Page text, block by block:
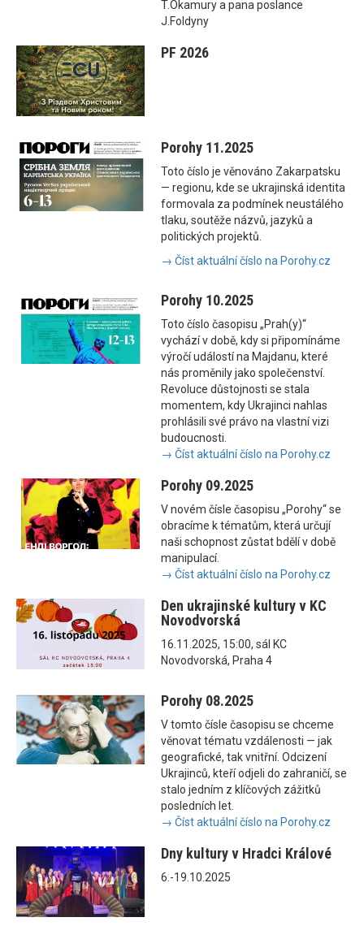
T.Okamury a pana poslance
J.Foldyny
PF 2026
Porohy 11.2025
Toto číslo je věnováno Zakarpatsku
— regionu, kde se ukrajinská identita
formovala za podmínek neustálého
tlaku, soutěže názvů, jazyků a
politických projektů.
→ Číst aktuální číslo na Porohy.cz
Porohy 10.2025
Toto číslo časopisu „Prah(y)“
vychází v době, kdy si připomínáme
výročí událostí na Majdanu, které
nás proměnily jako společenství.
Revoluce důstojnosti se stala
momentem, kdy Ukrajinci nahlas
prohlásili své právo na vlastní vizi
budoucnosti.
→ Číst aktuální číslo na Porohy.cz
Porohy 09.2025
V novém čísle časopisu „Porohy“ se
obracíme k tématům, která určují
naši schopnost zůstat bdělí v době
manipulací.
→ Číst aktuální číslo na Porohy.cz
Den ukrajinské kultury v KC
Novodvorská
16.11.2025, 15:00, sál KC
Novodvorská, Praha 4
Porohy 08.2025
V tomto čísle časopisu se chceme
věnovat tématu vzdálenosti — jak
geografické, tak vnitřní. Odcizení
Ukrajinců, kteří odjeli do zahraničí, se
stalo jedním z klíčových zážitků
posledních let.
→ Číst aktuální číslo na Porohy.cz
Dny kultury v Hradci Králové
6.-19.10.2025